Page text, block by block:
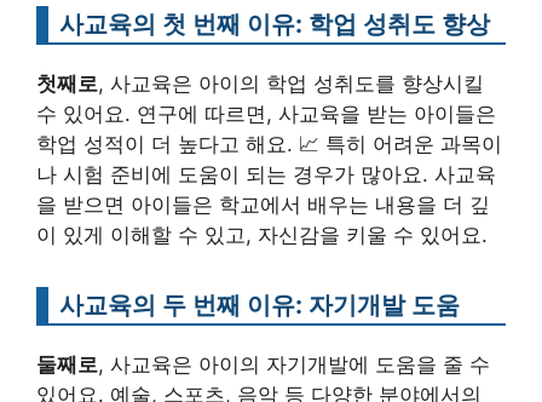
사교육의 첫 번째 이유: 학업 성취도 향상
첫째로, 사교육은 아이의 학업 성취도를 향상시킬
수 있어요. 연구에 따르면, 사교육을 받는 아이들은
학업 성적이 더 높다고 해요. 📈 특히 어려운 과목이
나 시험 준비에 도움이 되는 경우가 많아요. 사교육
을 받으면 아이들은 학교에서 배우는 내용을 더 깊
이 있게 이해할 수 있고, 자신감을 키울 수 있어요.
사교육의 두 번째 이유: 자기개발 도움
둘째로, 사교육은 아이의 자기개발에 도움을 줄 수
있어요. 예술, 스포츠, 음악 등 다양한 분야에서의